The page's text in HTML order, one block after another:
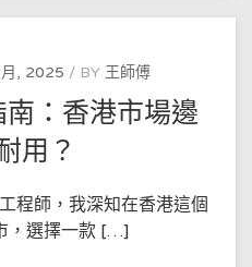
香
主
點
用
防
水
漆
裂
縫？
, 2025 BY 王師傅
：香港市場邊
用？
程師，我深知在香港這個
，選擇一款 […]